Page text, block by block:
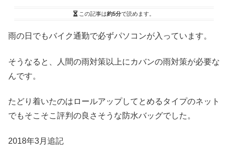
この記事は約5分で読めます。
雨の日でもバイク通勤で必ずパソコンが入っています。
そうなると、人間の雨対策以上にカバンの雨対策が必要な
んです。
たどり着いたのはロールアップしてとめるタイプのネット
でもそこそこ評判の良さそうな防水バッグでした。
2018年3月追記